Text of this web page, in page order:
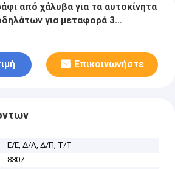
από χάλυβα για τα αυτοκίνητα
για μεταφορά 3
ή αποσκευές
Επικοινωνήστε
Ε/Ε, Δ/Α, Δ/Π, Τ/Τ
8307